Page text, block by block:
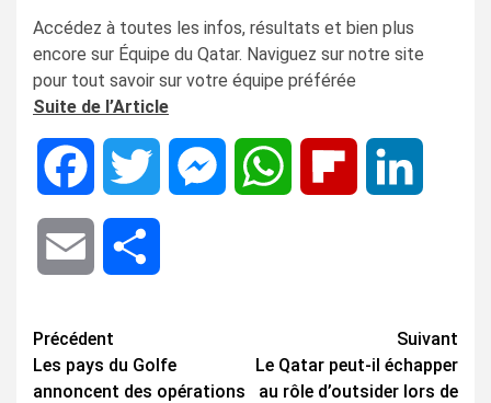
Accédez à toutes les infos, résultats et bien plus
encore sur Équipe du Qatar. Naviguez sur notre site
pour tout savoir sur votre équipe préférée
Suite de l’Article
Facebook Twitter MessengerWhatsApp Flipboard
Email
Navigation
d’article
Précédent
Les pays du Golfe
annoncent des opérations
Suivant
Le Qatar peut-il échapper
au rôle d’outsider lors de